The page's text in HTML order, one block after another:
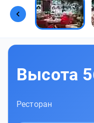
Высота
Ресторан